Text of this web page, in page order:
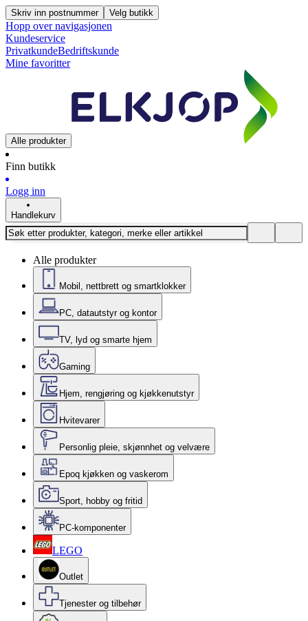
Skriv inn postnummer Velg butikk
Hopp over navigasjonen
Kundeservice
PrivatkundeBedriftskunde
Mine favoritter
Alle produkter
Finn butikk
Logg inn
Handlekurv
Alle produkter
Mobil, nettbrett og smartklokker
PC, datautstyr og kontor
TV, lyd og smarte hjem
Gaming
Hjem, rengjøring og kjøkkenutstyr
Hvitevarer
Personlig pleie, skjønnhet og velvære
Epoq kjøkken og vaskerom
Sport, hobby og fritid
PC-komponenter
LEGO
Outlet
Tjenester og tilbehør